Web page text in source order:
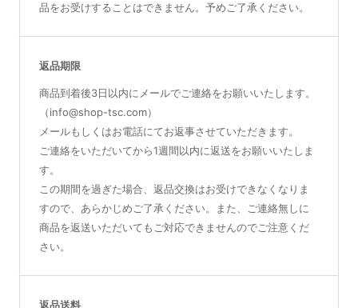
品をお受けすることはできません。予めご了承ください。
返品期限
商品到着後3日以内にメールでご連絡をお願いいたします。
（info@shop-tsc.com）
メールもしくはお電話にてお返事させていただきます。
ご連絡をいただいてから1週間以内に返送をお願いいたしま
す。
この期間を過ぎた場合、返品交換はお受けできなくなりま
すので、あらかじめご了承ください。また、ご連絡無しに
商品を返送いただいてもご対応できませんのでご注意くだ
さい。
返品送料